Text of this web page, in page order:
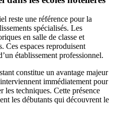
reste une référence pour la
spécialisés. Les
en salle de classe et
Ces espaces reproduisent
établissement professionnel.
constitue un avantage majeur
immédiatement pour
les techniques. Cette présence
les débutants qui découvrent le